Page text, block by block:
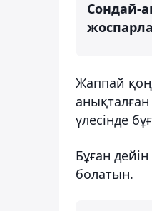
Сондай-
Жаппай
үлесінде
Бұған
болатын.